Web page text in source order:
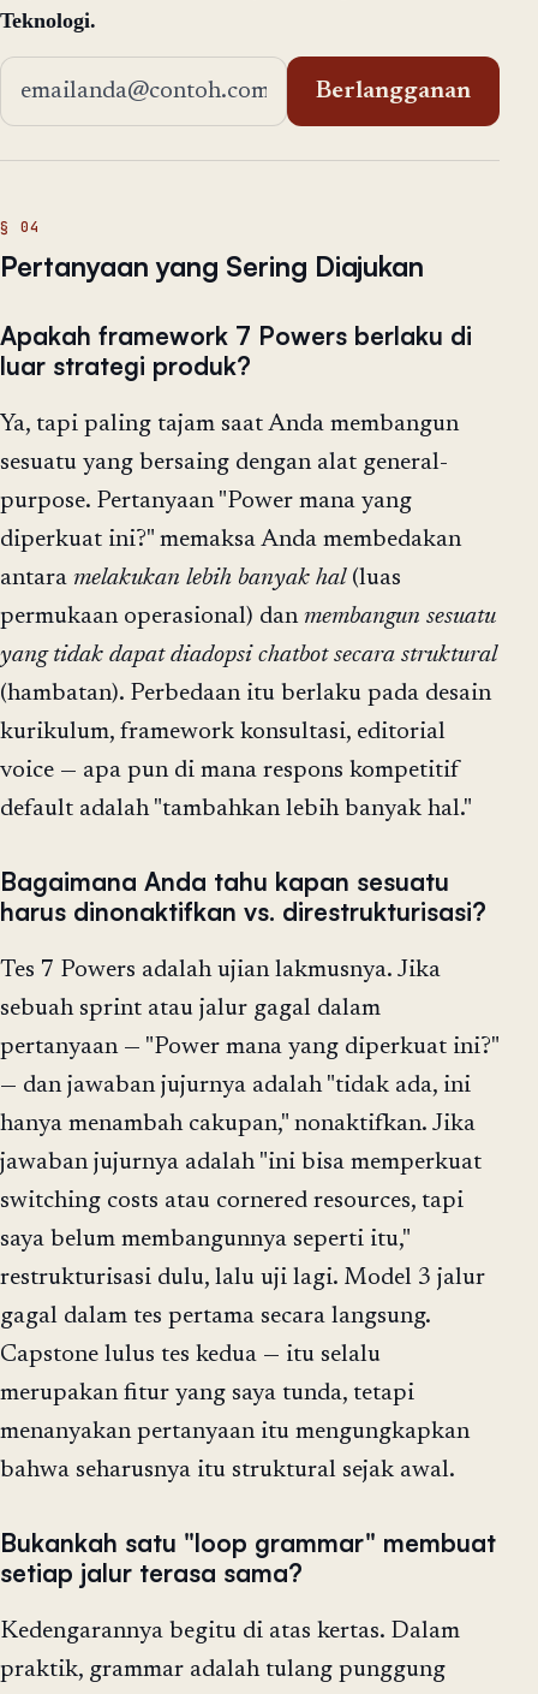
Teknologi.
Alamat email
Berlangganan
Pertanyaan yang Sering Diajukan
Apakah framework 7 Powers berlaku di
luar strategi produk?
Ya, tapi paling tajam saat Anda membangun
sesuatu yang bersaing dengan alat general-
purpose. Pertanyaan "Power mana yang
diperkuat ini?" memaksa Anda membedakan
antara melakukan lebih banyak hal(luas
permukaan operasional) dan membangun sesuatu
yang tidak dapat diadopsi chatbot secara struktural
(hambatan). Perbedaan itu berlaku pada desain
kurikulum, framework konsultasi, editorial
voice — apa pun di mana respons kompetitif
default adalah "tambahkan lebih banyak hal."
Bagaimana Anda tahu kapan sesuatu
harus dinonaktifkan vs. direstrukturisasi?
Tes 7 Powers adalah ujian lakmusnya. Jika
sebuah sprint atau jalur gagal dalam
pertanyaan — "Power mana yang diperkuat ini?"
— dan jawaban jujurnya adalah "tidak ada, ini
hanya menambah cakupan," nonaktifkan. Jika
jawaban jujurnya adalah "ini bisa memperkuat
switching costs atau cornered resources, tapi
saya belum membangunnya seperti itu,"
restrukturisasi dulu, lalu uji lagi. Model 3 jalur
gagal dalam tes pertama secara langsung.
Capstone lulus tes kedua — itu selalu
merupakan fitur yang saya tunda, tetapi
menanyakan pertanyaan itu mengungkapkan
bahwa seharusnya itu struktural sejak awal.
Bukankah satu "loop grammar" membuat
setiap jalur terasa sama?
Kedengarannya begitu di atas kertas. Dalam
praktik, grammar adalah tulang punggung